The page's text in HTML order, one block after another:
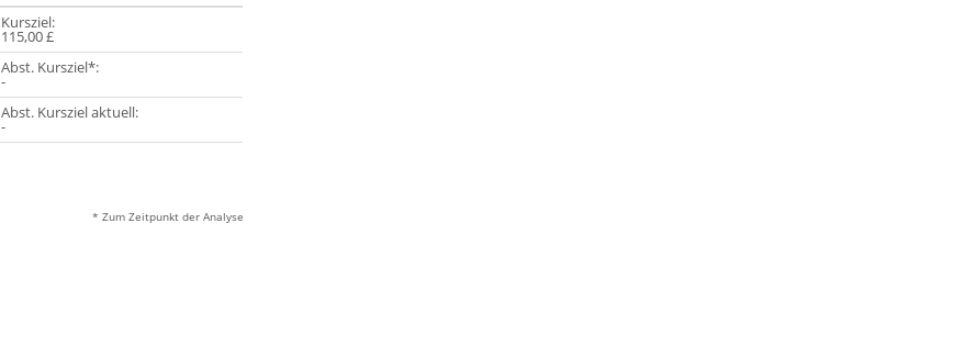
Kursziel:
115,00 £
Abst. Kursziel*:
-
Abst. Kursziel aktuell:
-
* Zum Zeitpunkt der Analyse